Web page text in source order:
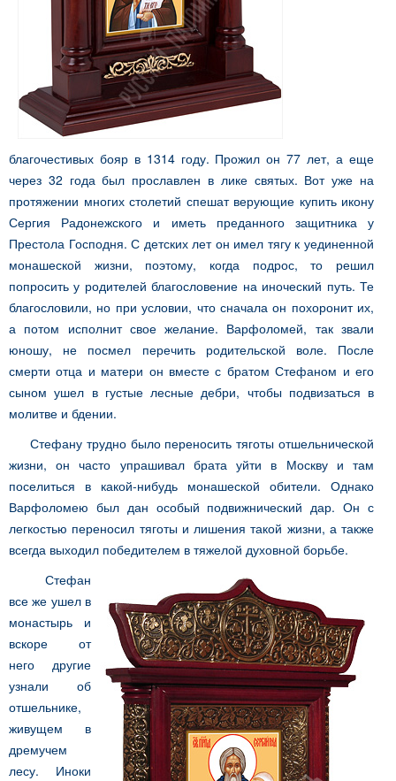
благочестивых бояр в 1314 году. Прожил он 77 лет, а еще
через 32 года был прославлен в лике святых. Вот уже на
протяжении многих столетий спешат верующие купить икону
Сергия Радонежского и иметь преданного защитника у
Престола Господня. С детских лет он имел тягу к уединенной
монашеской жизни, поэтому, когда подрос, то решил
попросить у родителей благословение на иноческий путь. Те
благословили, но при условии, что сначала он похоронит их,
а потом исполнит свое желание. Варфоломей, так звали
юношу, не посмел перечить родительской воле. После
смерти отца и матери он вместе с братом Стефаном и его
сыном ушел в густые лесные дебри, чтобы подвизаться в
молитве и бдении.
Стефану трудно было переносить тяготы отшельнической
жизни, он часто упрашивал брата уйти в Москву и там
поселиться в какой-нибудь монашеской обители. Однако
Варфоломею был дан особый подвижнический дар. Он с
легкостью переносил тяготы и лишения такой жизни, а также
всегда выходил победителем в тяжелой духовной борьбе.
Стефан
все же ушел в
монастырь и
вскоре от
него другие
узнали об
отшельнике,
живущем в
дремучем
лесу. Иноки